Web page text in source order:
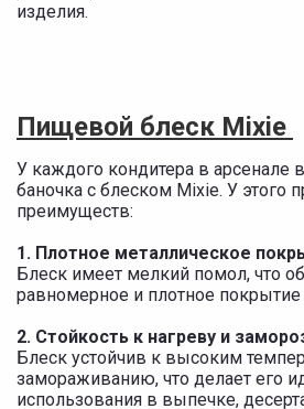
изделия.
Пищевой блеск Mixie
У каждого кондитера в арсенале
баночка с блеском Mixie. У этого
преимуществ:
1. Плотное металлическое
Блеск имеет мелкий помол, что
равномерное и плотное покрытие
2. Стойкость к нагреву и
Блеск устойчив к высоким
замораживанию, что делает его
использования в выпечке,